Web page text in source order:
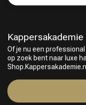
Keuze van onze
Kappersakademie
Of je nu een
op zoek bent naar luxe